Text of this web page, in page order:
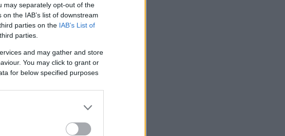
may separately opt-out of the
the IAB’s list of downstream
parties on the IAB’s List of
parties.
and may gather and store
You may click to grant or
for below specified purposes